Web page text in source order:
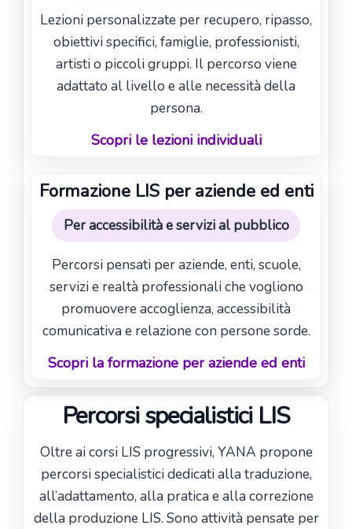
Lezioni personalizzate per recupero, ripasso,
obiettivi specifici, famiglie, professionisti,
artisti o piccoli gruppi. Il percorso viene
adattato al livello e alle necessità della
persona.
Scopri le lezioni individuali
Formazione LIS per aziende ed enti
Per accessibilità e servizi al pubblico
Percorsi pensati per aziende, enti, scuole,
servizi e realtà professionali che vogliono
promuovere accoglienza, accessibilità
comunicativa e relazione con persone sorde.
Scopri la formazione per aziende ed enti
Percorsi specialistici LIS
Oltre ai corsi LIS progressivi, YANA propone
percorsi specialistici dedicati alla traduzione,
all’adattamento, alla pratica e alla correzione
della produzione LIS. Sono attività pensate per